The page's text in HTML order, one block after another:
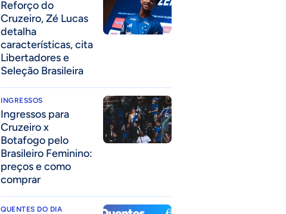
⁠Reforço do
Cruzeiro, Zé Lucas
detalha
características, cita
Libertadores e
Seleção Brasileira
INGRESSOS
Ingressos para
Cruzeiro x
Botafogo pelo
Brasileiro Feminino:
preços e como
comprar
QUENTES DO DIA